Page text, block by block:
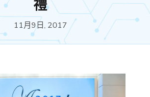
禮
11月9日, 2017